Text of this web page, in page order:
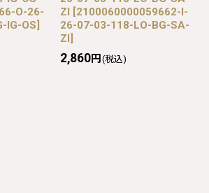
O-26-
IG-OS]
ZI [2100060000059662-I-
26-07-03-118-LO-BG-SA-
ZI]
2,860円 (税込)